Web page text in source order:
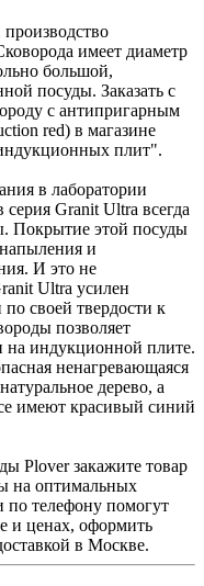
производство
имеет диаметр
большой,
посуды. Заказать с
с антипригарным
red) в магазине
плит".
в лаборатории
серия Granit Ultra всегда
Покрытие этой посуды
и
И это не
Ultra усилен
своей твердости к
позволяет
на индукционной плите.
ненагревающаяся
дерево, а
имеют красивый синий
Plover закажите товар
на оптимальных
по телефону помогут
и ценах, оформить
в Москве.